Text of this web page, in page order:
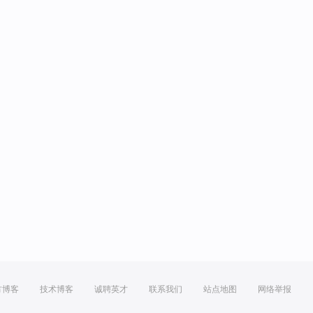
博客 技术博客 诚聘英才 联系我们 站点地图 网络举报